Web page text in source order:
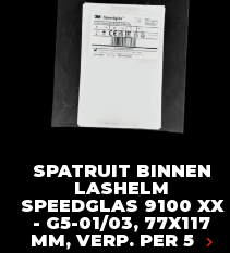
SPATRUIT BINNEN
LASHELM
SPEEDGLAS 9100 XX
- G5-01/03, 77X117
MM, VERP. PER 5